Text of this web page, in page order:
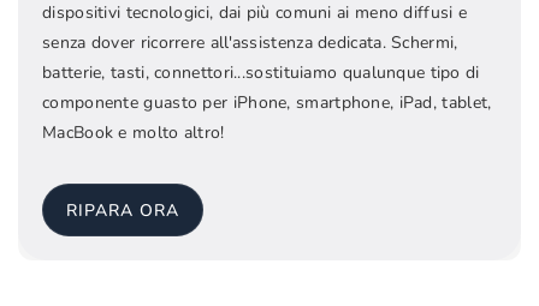
dispositivi tecnologici, dai più comuni ai meno diffusi e
senza dover ricorrere all'assistenza dedicata. Schermi,
batterie, tasti, connettori...sostituiamo qualunque tipo di
componente guasto per iPhone, smartphone, iPad, tablet,
MacBook e molto altro!
RIPARA ORA